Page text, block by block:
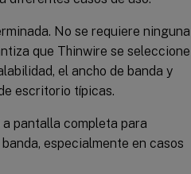
No se requiere ninguna
que Thinwire se seleccione
el ancho de banda y
escritorio típicas.
pantalla completa para
especialmente en casos